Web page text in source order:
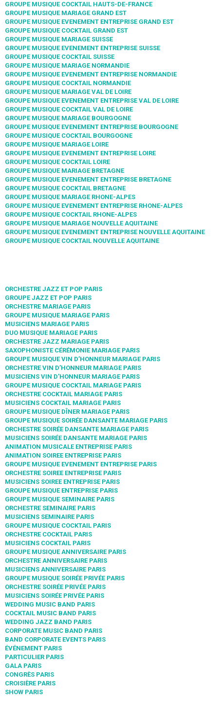
GROUPE MUSIQUE COCKTAIL HAUTS-DE-FRANCE
GROUPE MUSIQUE MARIAGE GRAND EST
GROUPE MUSIQUE EVENEMENT ENTREPRISE GRAND EST
GROUPE MUSIQUE COCKTAIL GRAND EST
GROUPE MUSIQUE MARIAGE SUISSE
GROUPE MUSIQUE EVENEMENT ENTREPRISE SUISSE
GROUPE MUSIQUE COCKTAIL SUISSE
GROUPE MUSIQUE MARIAGE NORMANDIE
GROUPE MUSIQUE EVENEMENT ENTREPRISE NORMANDIE
GROUPE MUSIQUE COCKTAIL NORMANDIE
GROUPE MUSIQUE MARIAGE VAL DE LOIRE
GROUPE MUSIQUE EVENEMENT ENTREPRISE VAL DE LOIRE
GROUPE MUSIQUE COCKTAIL VAL DE LOIRE
GROUPE MUSIQUE MARIAGE BOURGOGNE
GROUPE MUSIQUE EVENEMENT ENTREPRISE BOURGOGNE
GROUPE MUSIQUE COCKTAIL BOURGOGNE
GROUPE MUSIQUE MARIAGE LOIRE
GROUPE MUSIQUE EVENEMENT ENTREPRISE LOIRE
GROUPE MUSIQUE COCKTAIL LOIRE
GROUPE MUSIQUE MARIAGE BRETAGNE
GROUPE MUSIQUE EVENEMENT ENTREPRISE BRETAGNE
GROUPE MUSIQUE COCKTAIL BRETAGNE
GROUPE MUSIQUE MARIAGE RHONE-ALPES
GROUPE MUSIQUE EVENEMENT ENTREPRISE RHONE-ALPES
GROUPE MUSIQUE COCKTAIL RHONE-ALPES
GROUPE MUSIQUE MARIAGE NOUVELLE AQUITAINE
GROUPE MUSIQUE EVENEMENT ENTREPRISE NOUVELLE AQUITAINE
GROUPE MUSIQUE COCKTAIL NOUVELLE AQUITAINE
ORCHESTRE JAZZ ET POP PARIS
GROUPE JAZZ ET POP PARIS
ORCHESTRE MARIAGE PARIS
GROUPE MUSIQUE MARIAGE PARIS
MUSICIENS MARIAGE PARIS
DUO MUSIQUE MARIAGE PARIS
ORCHESTRE JAZZ MARIAGE PARIS
SAXOPHONISTE CÉRÉMONIE MARIAGE PARIS
GROUPE MUSIQUE VIN D’HONNEUR MARIAGE PARIS
ORCHESTRE VIN D’HONNEUR MARIAGE PARIS
MUSICIENS VIN D’HONNEUR MARIAGE PARIS
GROUPE MUSIQUE COCKTAIL MARIAGE PARIS
ORCHESTRE COCKTAIL MARIAGE PARIS
MUSICIENS COCKTAIL MARIAGE PARIS
GROUPE MUSIQUE DÎNER MARIAGE PARIS
GROUPE MUSIQUE SOIRÉE DANSANTE MARIAGE PARIS
ORCHESTRE SOIRÉE DANSANTE MARIAGE PARIS
MUSICIENS SOIRÉE DANSANTE MARIAGE PARIS
ANIMATION MUSICALE ENTREPRISE PARIS
ANIMATION SOIREE ENTREPRISE PARIS
GROUPE MUSIQUE EVENEMENT ENTREPRISE PARIS
ORCHESTRE SOIREE ENTREPRISE PARIS
MUSICIENS SOIREE ENTREPRISE PARIS
GROUPE MUSIQUE ENTREPRISE PARIS
GROUPE MUSIQUE SEMINAIRE PARIS
ORCHESTRE SEMINAIRE PARIS
MUSICIENS SEMINAIRE PARIS
GROUPE MUSIQUE COCKTAIL PARIS
ORCHESTRE COCKTAIL PARIS
MUSICIENS COCKTAIL PARIS
GROUPE MUSIQUE ANNIVERSAIRE PARIS
ORCHESTRE ANNIVERSAIRE PARIS
MUSICIENS ANNIVERSAIRE PARIS
GROUPE MUSIQUE SOIRÉE PRIVÉE PARIS
ORCHESTRE SOIRÉE PRIVÉE PARIS
MUSICIENS SOIRÉE PRIVÉE PARIS
WEDDING MUSIC BAND PARIS
COCKTAIL MUSIC BAND PARIS
WEDDING JAZZ BAND PARIS
CORPORATE MUSIC BAND PARIS
BAND CORPORATE EVENTS PARIS
ÉVÉNEMENT PARIS
PARTICULIER PARIS
GALA PARIS
CONGRÈS PARIS
CROISIÈRE PARIS
SHOW PARIS